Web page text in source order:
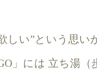
しい”という思い
」には 立ち湯（